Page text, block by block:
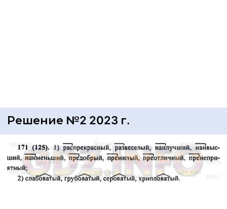
Решение №2 2023 г.